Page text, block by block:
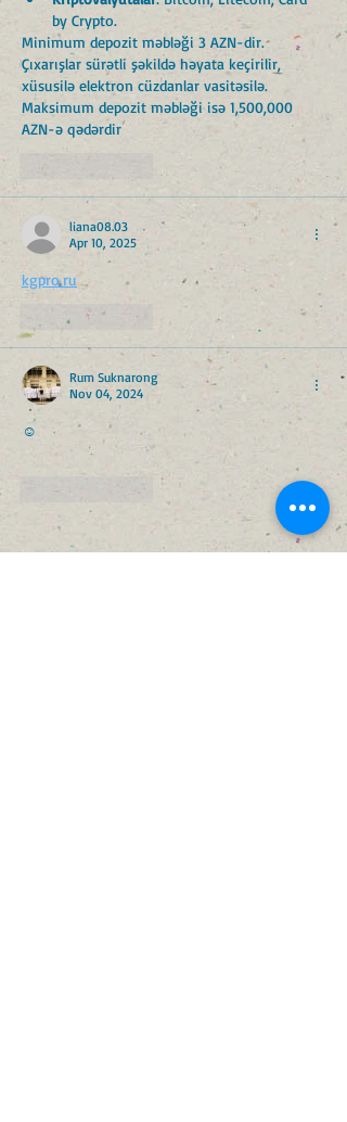
by Crypto.
Minimum depozit məbləği 3 AZN-dir.
Çıxarışlar sürətli şəkildə həyata keçirilir,
xüsusilə elektron cüzdanlar vasitəsilə.
Maksimum depozit məbləği isə 1,500,000
AZN-ə qədərdir
liana08.03
Apr 10, 2025
kgpro.ru
Like
Rum Suknarong
Nov 04, 2024
☺️
1win sweet bonanza
Featured Posts